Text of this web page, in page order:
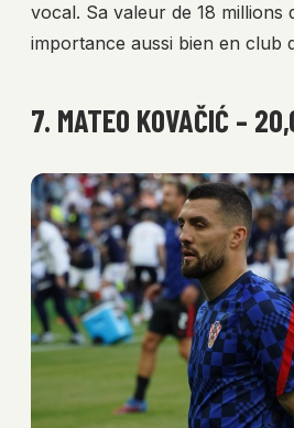
vocal. Sa valeur de 18 millions
importance aussi bien en club
7. MATEO KOVAČIĆ –